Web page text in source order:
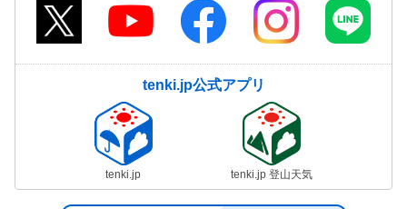
tenki.jp公式アプリ
tenki.jp tenki.jp 登山天気